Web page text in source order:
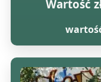
Wartość